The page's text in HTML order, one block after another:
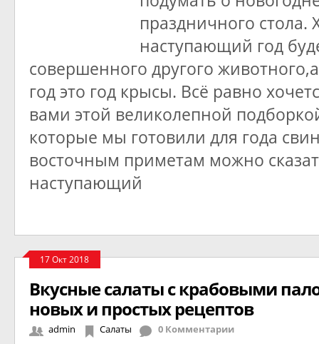
праздничного стола.
наступающий год
совершенного другого
год это год крысы. Всё равно
вами этой великолепной
которые мы готовили для года
восточным приметам можно
наступающий
17 Окт 2018
Вкусные салаты с крабовыми
новых и простых рецептов
admin Салаты 0 Комментарии